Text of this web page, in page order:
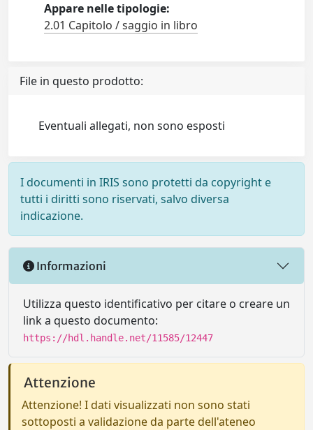
Appare nelle tipologie:
2.01 Capitolo / saggio in libro
File in questo prodotto:
Eventuali allegati, non sono esposti
I documenti in IRIS sono protetti da copyright e
tutti i diritti sono riservati, salvo diversa
indicazione.
Informazioni
Utilizza questo identificativo per citare o creare un
link a questo documento:
https://hdl.handle.net/11585/12447
Attenzione
Attenzione! I dati visualizzati non sono stati
sottoposti a validazione da parte dell'ateneo